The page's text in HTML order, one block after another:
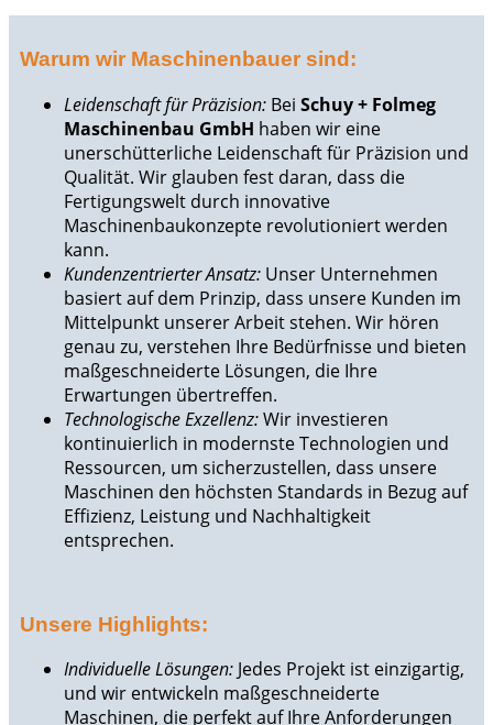
Warum wir Maschinenbauer sind:
Leidenschaft für Präzision: Bei Schuy + Folmeg
Maschinenbau GmbH haben wir eine
unerschütterliche Leidenschaft für Präzision und
Qualität. Wir glauben fest daran, dass die
Fertigungswelt durch innovative
Maschinenbaukonzepte revolutioniert werden
kann.
Kundenzentrierter Ansatz: Unser Unternehmen
basiert auf dem Prinzip, dass unsere Kunden im
Mittelpunkt unserer Arbeit stehen. Wir hören
genau zu, verstehen Ihre Bedürfnisse und bieten
maßgeschneiderte Lösungen, die Ihre
Erwartungen übertreffen.
Technologische Exzellenz:Wir investieren
kontinuierlich in modernste Technologien und
Ressourcen, um sicherzustellen, dass unsere
Maschinen den höchsten Standards in Bezug auf
Effizienz, Leistung und Nachhaltigkeit
entsprechen.
Unsere Highlights:
Individuelle Lösungen: Jedes Projekt ist einzigartig,
und wir entwickeln maßgeschneiderte
Maschinen, die perfekt auf Ihre Anforderungen